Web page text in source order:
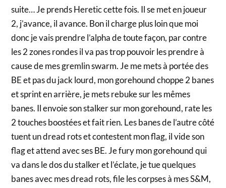
suite… Je prends Heretic cette fois. Il se met en joueur
2, j’avance, il avance. Bon il charge plus loin que moi
donc je vais prendre l’alpha de toute façon, par contre
les 2 zones rondes il va pas trop pouvoir les prendre à
cause de mes gremlin swarm. Je me mets à portée des
BE et pas du jack lourd, mon gorehound choppe 2 banes
et sprint en arrière, je mets rebuke sur les mêmes
banes. Il envoie son stalker sur mon gorehound, rate les
2 touches boostées et fait rien. Les banes de l’autre côté
tuent un dread rots et contestent mon flag, il vide son
flag et attend avec ses BE. Je fury mon gorehound qui
va dans le dos du stalker et l’éclate, je tue quelques
banes avec mes dread rots, file les corpses à mes S&M,